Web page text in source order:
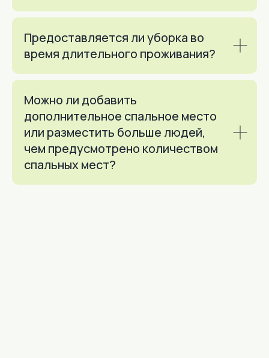
Предоставляется ли уборка во
время длительного проживания?
Можно ли добавить
дополнительное спальное место
или разместить больше людей,
чем предусмотрено количеством
спальных мест?